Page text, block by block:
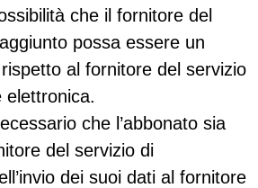
che il fornitore del
possa essere un
al fornitore del servizio
elettronica.
che l’abbonato sia
del servizio di
dei suoi dati al fornitore